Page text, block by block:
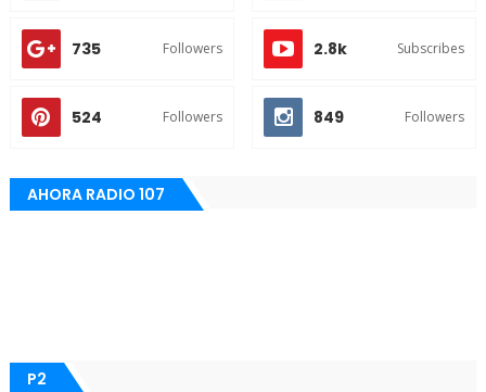
735 Followers 2.8k Subscribes
524 Followers 849 Followers
AHORA RADIO 107
P2